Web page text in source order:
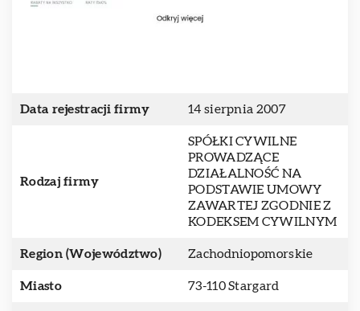
Data rejestracji firmy 14 sierpnia 2007
Rodzaj firmy
SPÓŁKI CYWILNE
PROWADZĄCE
DZIAŁALNOŚĆ NA
PODSTAWIE UMOWY
ZAWARTEJ ZGODNIE Z
KODEKSEM CYWILNYM
Region (Województwo) Zachodniopomorskie
Miasto 73-110 Stargard